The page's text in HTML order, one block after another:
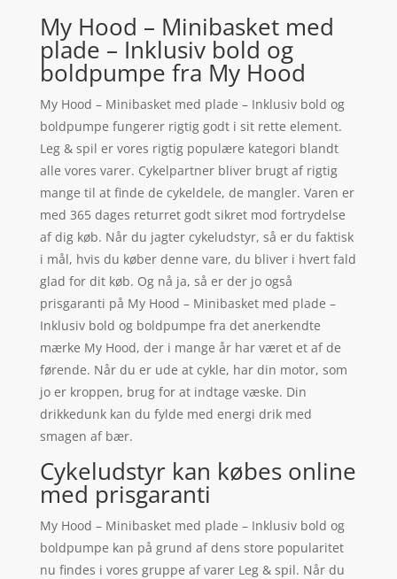
My Hood – Minibasket med
plade – Inklusiv bold og
boldpumpe fra My Hood
My Hood – Minibasket med plade – Inklusiv bold og
boldpumpe fungerer rigtig godt i sit rette element.
Leg & spil er vores rigtig populære kategori blandt
alle vores varer. Cykelpartner bliver brugt af rigtig
mange til at finde de cykeldele, de mangler. Varen er
med 365 dages returret godt sikret mod fortrydelse
af dig køb. Når du jagter cykeludstyr, så er du faktisk
i mål, hvis du køber denne vare, du bliver i hvert fald
glad for dit køb. Og nå ja, så er der jo også
prisgaranti på My Hood – Minibasket med plade –
Inklusiv bold og boldpumpe fra det anerkendte
mærke My Hood, der i mange år har været et af de
førende. Når du er ude at cykle, har din motor, som
jo er kroppen, brug for at indtage væske. Din
drikkedunk kan du fylde med energi drik med
smagen af bær.
Cykeludstyr kan købes online
med prisgaranti
My Hood – Minibasket med plade – Inklusiv bold og
boldpumpe kan på grund af dens store popularitet
nu findes i vores gruppe af varer Leg & spil. Når du